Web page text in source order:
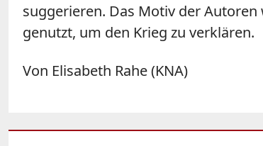
suggerieren. Das Motiv der Autoren
genutzt, um den Krieg zu verklären.
Von Elisabeth Rahe (KNA)